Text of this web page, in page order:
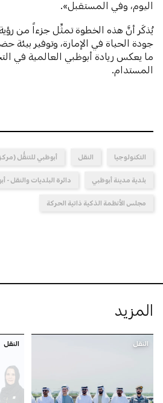
اليوم، وفي المستقبل».
يُذكَر أنَّ هذه الخطوة تمثِّل جزءاً من
جودة الحياة في الإمارة، وتوفير بيئة
ما يعكس ريادة أبوظبي العالمية في
المستدام.
التكنولوجيا النقل أبوظبي للتنقُّل
بلدية مدينة أبوظبي دائرة البلديات والنقل -
مجلس الأنظمة الذكية ذاتية الحركة
المزيد
النقل النقل